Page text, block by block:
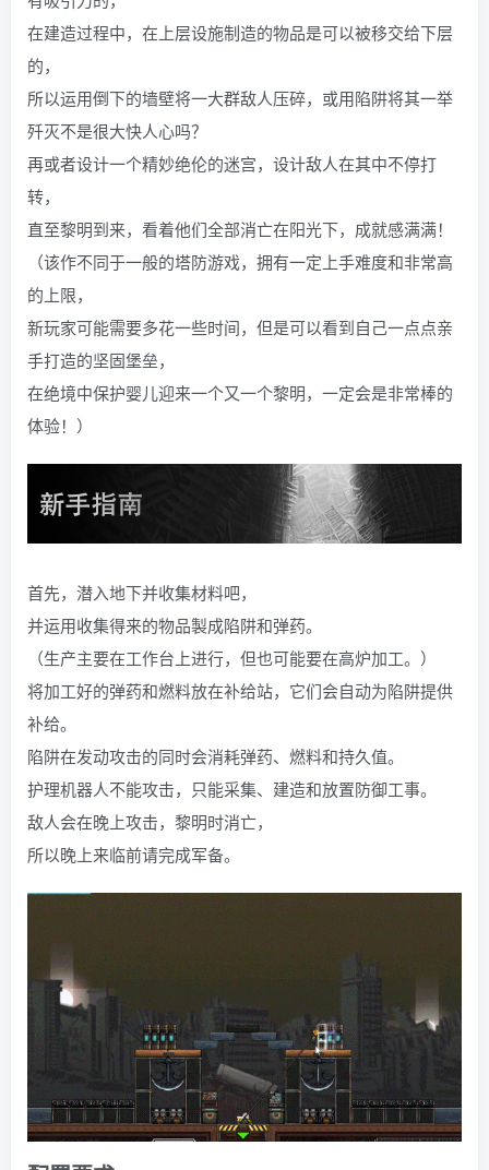
在建造过程中，在上层设施制造的物品是可以被移交给下层
的，
所以运用倒下的墙壁将一大群敌人压碎，或用陷阱将其一举
歼灭不是很大快人心吗？
再或者设计一个精妙绝伦的迷宫，设计敌人在其中不停打
转，
直至黎明到来，看着他们全部消亡在阳光下，成就感满满！
（该作不同于一般的塔防游戏，拥有一定上手难度和非常高
的上限，
新玩家可能需要多花一些时间，但是可以看到自己一点点亲
手打造的坚固堡垒，
在绝境中保护婴儿迎来一个又一个黎明，一定会是非常棒的
体验！）
首先，潜入地下并收集材料吧，
并运用收集得来的物品製成陷阱和弹药。
（生产主要在工作台上进行，但也可能要在高炉加工。）
将加工好的弹药和燃料放在补给站，它们会自动为陷阱提供
补给。
陷阱在发动攻击的同时会消耗弹药、燃料和持久值。
护理机器人不能攻击，只能采集、建造和放置防御工事。
敌人会在晚上攻击，黎明时消亡，
所以晚上来临前请完成军备。